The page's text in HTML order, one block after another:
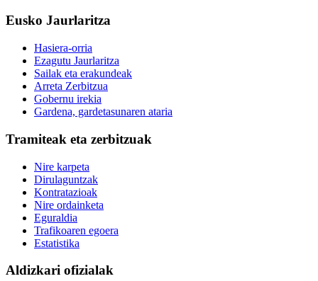
Eusko Jaurlaritza
Hasiera-orria
Ezagutu Jaurlaritza
Sailak eta erakundeak
Arreta Zerbitzua
Gobernu irekia
Gardena, gardetasunaren ataria
Tramiteak eta zerbitzuak
Nire karpeta
Dirulaguntzak
Kontratazioak
Nire ordainketa
Eguraldia
Trafikoaren egoera
Estatistika
Aldizkari ofizialak